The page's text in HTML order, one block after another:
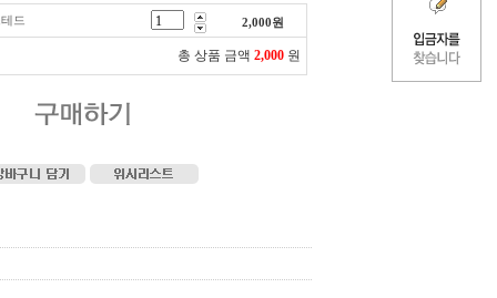
드 2,000원
총 상품 금액 2,000 원